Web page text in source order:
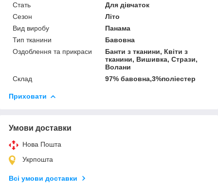
Стать
Для дівчаток
Сезон
Літо
Вид виробу
Панама
Тип тканини
Бавовна
Оздоблення та прикраси
Банти з тканини, Квіти з
тканини, Вишивка, Стрази,
Волани
Склад
97% бавовна,3%поліестер
Приховати
Умови доставки
Нова Пошта
Укрпошта
Всі умови доставки